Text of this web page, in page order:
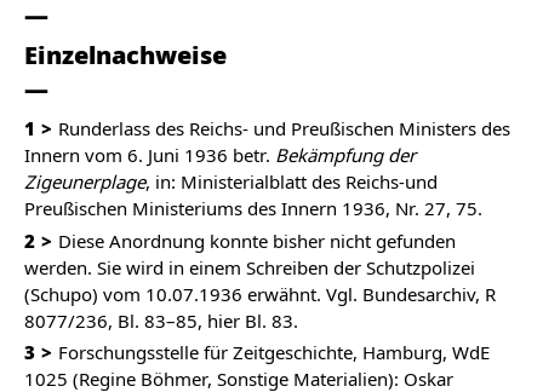
Einzelnachweise
1
Runderlass des Reichs- und Preußischen Ministers des
Innern vom 6. Juni 1936 betr. Bekämpfung der
Zigeunerplage, in: Ministerialblatt des Reichs-und
Preußischen Ministeriums des Innern 1936, Nr. 27, 75.
2
Diese Anordnung konnte bisher nicht gefunden
werden. Sie wird in einem Schreiben der Schutzpolizei
(Schupo) vom 10.07.1936 erwähnt. Vgl. Bundesarchiv, R
8077/236, Bl. 83–85, hier Bl. 83.
3
Forschungsstelle für Zeitgeschichte, Hamburg, WdE
1025 (Regine Böhmer, Sonstige Materialien): Oskar